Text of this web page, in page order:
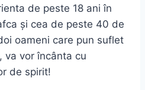
de peste 18 ani în
și cea de peste 40 de
oameni care pun suflet
va vor încânta cu
de spirit!